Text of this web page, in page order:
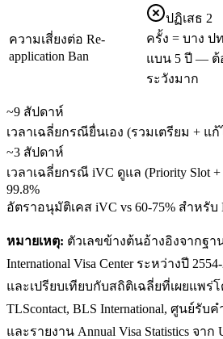
ความเสี่ยงต่อ Re-
application Ban
ปฏิเสธ 2
ครั้ง = บาง ป
แบน 5 ปี — ต้
ระวังมาก
~9 สัปดาห์
เวลาเฉลี่ยกรณียื่นเอง (รวมเตรียม + แ
~3 สัปดาห์
เวลาเฉลี่ยกรณี iVC ดูแล (Priority Slot
99.8%
อัตราอนุมัติเคส iVC vs 60-75% สำหรับ
หมายเหตุ: ตัวเลขข้างต้นอ้างอิงจากฐ
International Visa Center ระหว่างปี
และเปรียบเทียบกับสถิติเฉลี่ยที่เผยแพร่โ
TLScontact, BLS International, ศูนย์รั
และรายงาน Annual Visa Statistics จาก